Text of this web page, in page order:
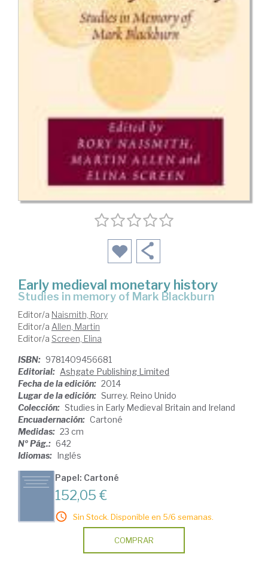
Early medieval monetary history
studies in memory of Mark Blackburn
Editor/a Naismith, Rory
Editor/a Allen, Martin
Editor/a Screen, Elina
ISBN: 9781409456681
Editorial: Ashgate Publishing Limited
Fecha de la edición: 2014
Lugar de la edición: Surrey. Reino Unido
Colección: Studies in Early Medieval Britain and Ireland
Encuadernación: Cartoné
Medidas: 23 cm
Nº Pág.: 642
Idiomas:
Inglés
Papel: Cartoné
152,05 €
Sin Stock. Disponible en 5/6 semanas.
COMPRAR